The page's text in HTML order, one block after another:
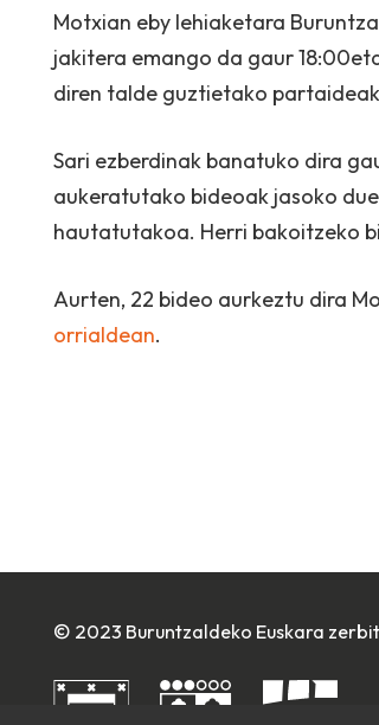
Motxian eby lehiaketara
jakitera emango da gaur
diren talde guztietako
Sari ezberdinak banatuko dira
aukeratutako bideoak jasoko
hautatutakoa. Herri bakoitzeko
Aurten, 22 bideo aurkeztu dira
orrialdean.
© 2023 Buruntzaldeko Euskara